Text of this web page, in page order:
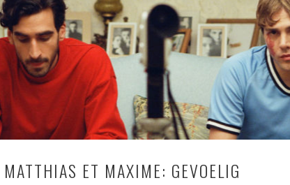
MATTHIAS ET MAXIME: GEVOELIG